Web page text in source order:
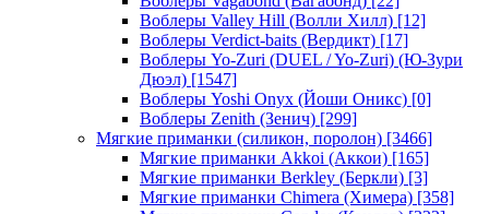
Воблеры Valley Hill (Волли Хилл) [12]
Воблеры Verdict-baits (Вердикт) [17]
Воблеры Yo-Zuri (DUEL / Yo-Zuri) (Ю-Зури
Дюэл) [1547]
Воблеры Yoshi Onyx (Йоши Оникс) [0]
Воблеры Zenith (Зенич) [299]
Мягкие приманки (силикон, поролон) [3466]
Мягкие приманки Akkoi (Аккои) [165]
Мягкие приманки Berkley (Беркли) [3]
Мягкие приманки Chimera (Химера) [358]